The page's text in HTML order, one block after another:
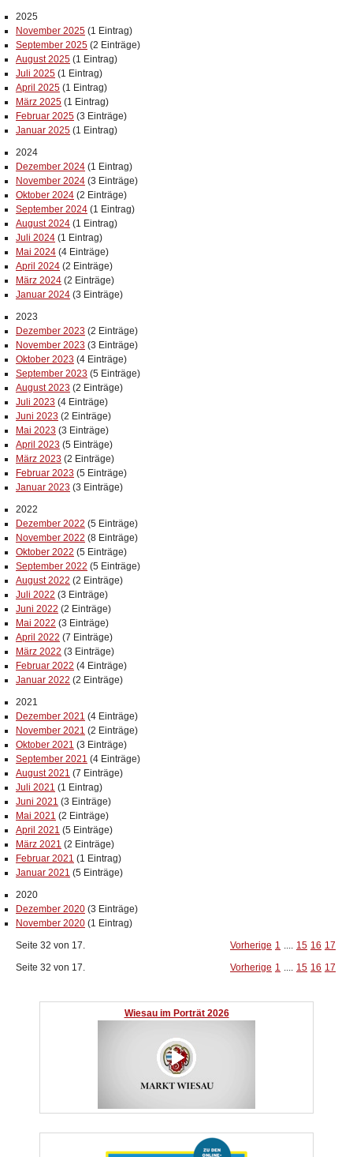
2025
November 2025 (1 Eintrag)
September 2025 (2 Einträge)
August 2025 (1 Eintrag)
Juli 2025 (1 Eintrag)
April 2025 (1 Eintrag)
März 2025 (1 Eintrag)
Februar 2025 (3 Einträge)
Januar 2025 (1 Eintrag)
2024
Dezember 2024 (1 Eintrag)
November 2024 (3 Einträge)
Oktober 2024 (2 Einträge)
September 2024 (1 Eintrag)
August 2024 (1 Eintrag)
Juli 2024 (1 Eintrag)
Mai 2024 (4 Einträge)
April 2024 (2 Einträge)
März 2024 (2 Einträge)
Januar 2024 (3 Einträge)
2023
Dezember 2023 (2 Einträge)
November 2023 (3 Einträge)
Oktober 2023 (4 Einträge)
September 2023 (5 Einträge)
August 2023 (2 Einträge)
Juli 2023 (4 Einträge)
Juni 2023 (2 Einträge)
Mai 2023 (3 Einträge)
April 2023 (5 Einträge)
März 2023 (2 Einträge)
Februar 2023 (5 Einträge)
Januar 2023 (3 Einträge)
2022
Dezember 2022 (5 Einträge)
November 2022 (8 Einträge)
Oktober 2022 (5 Einträge)
September 2022 (5 Einträge)
August 2022 (2 Einträge)
Juli 2022 (3 Einträge)
Juni 2022 (2 Einträge)
Mai 2022 (3 Einträge)
April 2022 (7 Einträge)
März 2022 (3 Einträge)
Februar 2022 (4 Einträge)
Januar 2022 (2 Einträge)
2021
Dezember 2021 (4 Einträge)
November 2021 (2 Einträge)
Oktober 2021 (3 Einträge)
September 2021 (4 Einträge)
August 2021 (7 Einträge)
Juli 2021 (1 Eintrag)
Juni 2021 (3 Einträge)
Mai 2021 (2 Einträge)
April 2021 (5 Einträge)
März 2021 (2 Einträge)
Februar 2021 (1 Eintrag)
Januar 2021 (5 Einträge)
2020
Dezember 2020 (3 Einträge)
November 2020 (1 Eintrag)
Seite 32 von 17.
Vorherige 1 .... 15 16 17
Seite 32 von 17.
Vorherige 1 .... 15 16 17
Wiesau im Porträt 2026